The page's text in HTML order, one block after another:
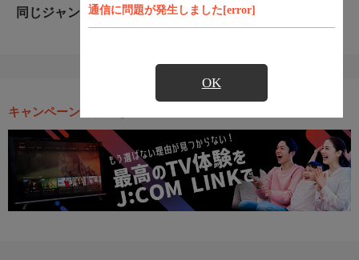
通信に問題が発生しました[error]
OK
同じジャンルのおすすめ番組
キャンペーン・お得な情報